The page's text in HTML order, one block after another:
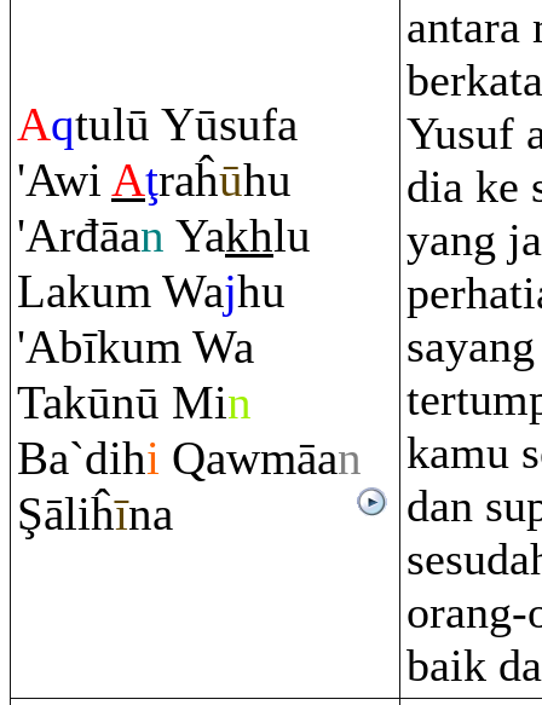
Aqtulū Yūsufa
'Awi Aţraĥūhu
'Arđāan Yakhlu
Lakum Wajhu
'Abīkum Wa
Takūnū Min
Ba`dihi Qawmāan
Şāliĥīna
antara
Yusuf
dia ke
yang
kamu
dan
orang-
baik